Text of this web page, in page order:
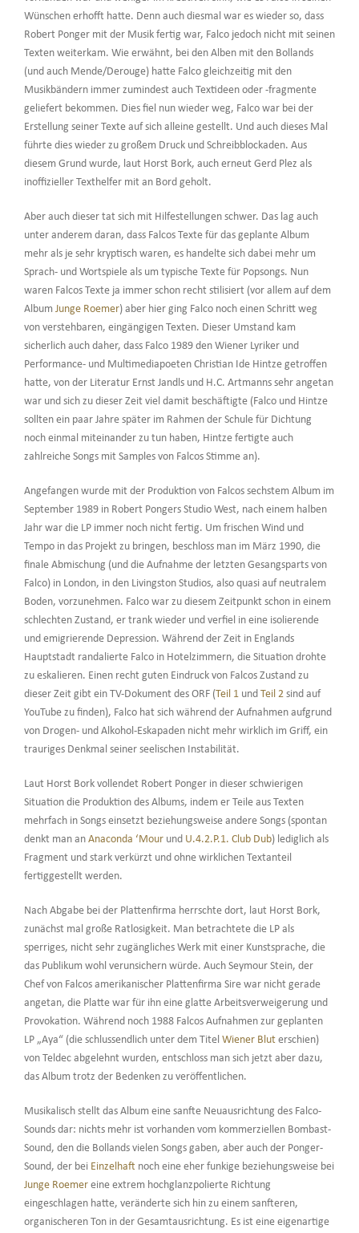
Wünschen erhofft hatte. Denn auch diesmal war es wieder so, dass
Robert Ponger mit der Musik fertig war, Falco jedoch nicht mit seinen
Texten weiterkam. Wie erwähnt, bei den Alben mit den Bollands
(und auch Mende/Derouge) hatte Falco gleichzeitig mit den
Musikbändern immer zumindest auch Textideen oder -fragmente
geliefert bekommen. Dies fiel nun wieder weg, Falco war bei der
Erstellung seiner Texte auf sich alleine gestellt. Und auch dieses Mal
führte dies wieder zu großem Druck und Schreibblockaden. Aus
diesem Grund wurde, laut Horst Bork, auch erneut Gerd Plez als
inoffizieller Texthelfer mit an Bord geholt.
Aber auch dieser tat sich mit Hilfestellungen schwer. Das lag auch
unter anderem daran, dass Falcos Texte für das geplante Album
mehr als je sehr kryptisch waren, es handelte sich dabei mehr um
Sprach- und Wortspiele als um typische Texte für Popsongs. Nun
waren Falcos Texte ja immer schon recht stilisiert (vor allem auf dem
Album Junge Roemer) aber hier ging Falco noch einen Schritt weg
von verstehbaren, eingängigen Texten. Dieser Umstand kam
sicherlich auch daher, dass Falco 1989 den Wiener Lyriker und
Performance- und Multimediapoeten Christian Ide Hintze getroffen
hatte, von der Literatur Ernst Jandls und H.C. Artmanns sehr angetan
war und sich zu dieser Zeit viel damit beschäftigte (Falco und Hintze
sollten ein paar Jahre später im Rahmen der Schule für Dichtung
noch einmal miteinander zu tun haben, Hintze fertigte auch
zahlreiche Songs mit Samples von Falcos Stimme an).
Angefangen wurde mit der Produktion von Falcos sechstem Album im
September 1989 in Robert Pongers Studio West, nach einem halben
Jahr war die LP immer noch nicht fertig. Um frischen Wind und
Tempo in das Projekt zu bringen, beschloss man im März 1990, die
finale Abmischung (und die Aufnahme der letzten Gesangsparts von
Falco) in London, in den Livingston Studios, also quasi auf neutralem
Boden, vorzunehmen. Falco war zu diesem Zeitpunkt schon in einem
schlechten Zustand, er trank wieder und verfiel in eine isolierende
und emigrierende Depression. Während der Zeit in Englands
Hauptstadt randalierte Falco in Hotelzimmern, die Situation drohte
zu eskalieren. Einen recht guten Eindruck von Falcos Zustand zu
dieser Zeit gibt ein TV-Dokument des ORF (Teil 1und Teil 2sind auf
YouTube zu finden), Falco hat sich während der Aufnahmen aufgrund
von Drogen- und Alkohol-Eskapaden nicht mehr wirklich im Griff, ein
trauriges Denkmal seiner seelischen Instabilität.
Laut Horst Bork vollendet Robert Ponger in dieser schwierigen
Situation die Produktion des Albums, indem er Teile aus Texten
mehrfach in Songs einsetzt beziehungsweise andere Songs (spontan
denkt man an Anaconda ‘Mourund U.4.2.P.1. Club Dub) lediglich als
Fragment und stark verkürzt und ohne wirklichen Textanteil
fertiggestellt werden.
Nach Abgabe bei der Plattenfirma herrschte dort, laut Horst Bork,
zunächst mal große Ratlosigkeit. Man betrachtete die LP als
sperriges, nicht sehr zugängliches Werk mit einer Kunstsprache, die
das Publikum wohl verunsichern würde. Auch Seymour Stein, der
Chef von Falcos amerikanischer Plattenfirma Sire war nicht gerade
angetan, die Platte war für ihn eine glatte Arbeitsverweigerung und
Provokation. Während noch 1988 Falcos Aufnahmen zur geplanten
LP „Aya“ (die schlussendlich unter dem Titel Wiener Bluterschien)
von Teldec abgelehnt wurden, entschloss man sich jetzt aber dazu,
das Album trotz der Bedenken zu veröffentlichen.
Musikalisch stellt das Album eine sanfte Neuausrichtung des Falco-
Sounds dar: nichts mehr ist vorhanden vom kommerziellen Bombast-
Sound, den die Bollands vielen Songs gaben, aber auch der Ponger-
Sound, der bei Einzelhaft noch eine eher funkige beziehungsweise bei
Junge Roemereine extrem hochglanzpolierte Richtung
eingeschlagen hatte, veränderte sich hin zu einem sanfteren,
organischeren Ton in der Gesamtausrichtung. Es ist eine eigenartige